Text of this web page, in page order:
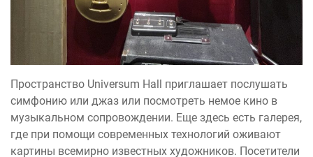
Пространство Universum Hall приглашает послушать
симфонию или джаз или посмотреть немое кино в
музыкальном сопровождении. Еще здесь есть галерея,
где при помощи современных технологий оживают
картины всемирно известных художников. Посетители